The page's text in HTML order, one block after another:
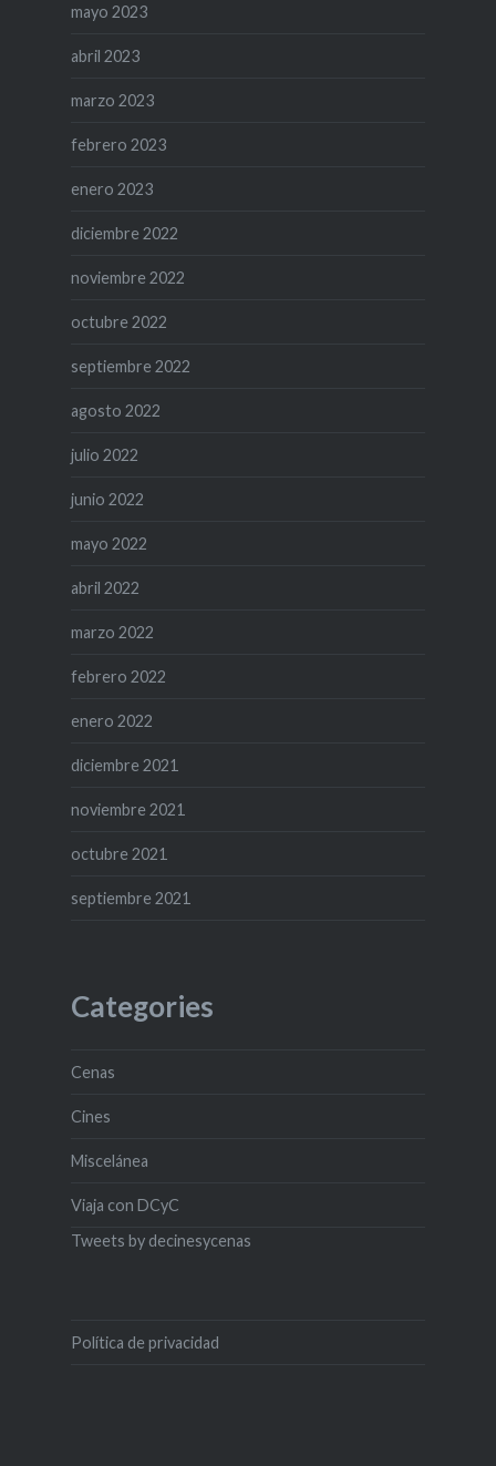
mayo 2023
abril 2023
marzo 2023
febrero 2023
enero 2023
diciembre 2022
noviembre 2022
octubre 2022
septiembre 2022
agosto 2022
julio 2022
junio 2022
mayo 2022
abril 2022
marzo 2022
febrero 2022
enero 2022
diciembre 2021
noviembre 2021
octubre 2021
septiembre 2021
Categories
Cenas
Cines
Miscelánea
Viaja con DCyC
Tweets by decinesycenas
Política de privacidad